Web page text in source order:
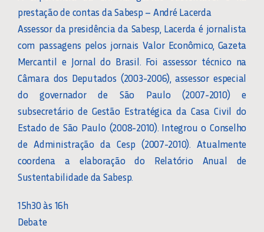
prestação de contas da Sabesp – André Lacerda
Assessor da presidência da Sabesp, Lacerda é jornalista
com passagens pelos jornais Valor Econômico, Gazeta
Mercantil e Jornal do Brasil. Foi assessor técnico na
Câmara dos Deputados (2003-2006), assessor especial
do governador de São Paulo (2007-2010) e
subsecretário de Gestão Estratégica da Casa Civil do
Estado de São Paulo (2008-2010). Integrou o Conselho
de Administração da Cesp (2007-2010). Atualmente
coordena a elaboração do Relatório Anual de
Sustentabilidade da Sabesp.
15h30 às 16h
Debate